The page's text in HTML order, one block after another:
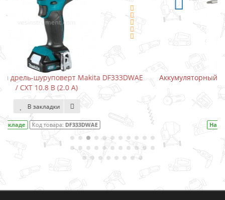
Аккумуляторный шуруповерт-отвертка Makita
В закладки
На складе Код товара: